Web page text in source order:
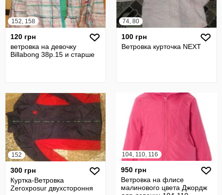
152, 158
120 грн
ветровка на девочку
Billabong 38р.15 и старше
74, 80
100 грн
Ветровка курточка NEXT
152
300 грн
Куртка-Ветровка
Zeroxposur двухстороння
104, 110, 116
950 грн
Ветровка на флисе
малинового цвета Джордж